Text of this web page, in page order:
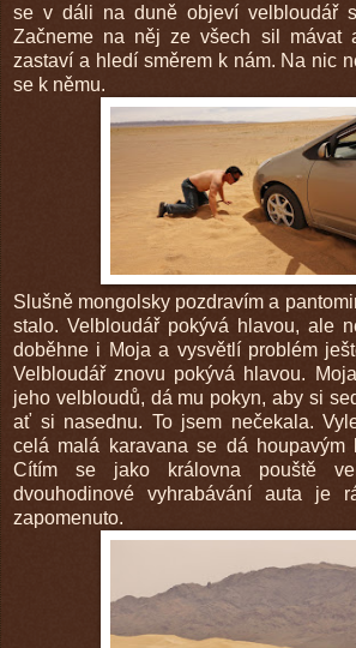
se v dáli na duně objeví velbloudář
Začneme na něj ze všech sil mávat
zastaví a hledí směrem k nám. Na nic
se k němu.
Slušně mongolsky pozdravím a
stalo. Velbloudář pokývá hlavou, ale
doběhne i Moja a vysvětlí problém
Velbloudář znovu pokývá hlavou.
jeho velbloudů, dá mu pokyn, aby si
ať si nasednu. To jsem nečekala.
celá malá karavana se dá houpavým
Cítím se jako královna pouště
dvouhodinové vyhrabávání auta je
zapomenuto.